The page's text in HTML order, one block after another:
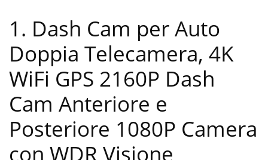
1. Dash Cam per Auto
Doppia Telecamera, 4K
WiFi GPS 2160P Dash
Cam Anteriore e
Posteriore 1080P Camera
con WDR Visione